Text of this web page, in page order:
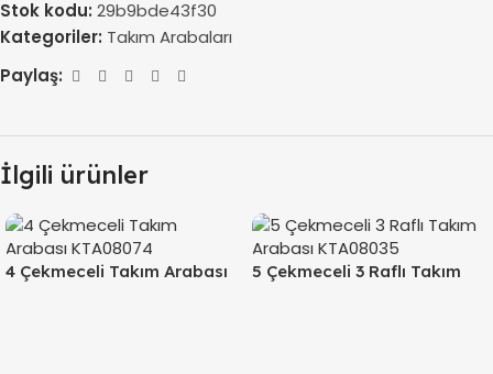
Stok kodu: 29b9bde43f30
Kategoriler: Takım Arabaları
Paylaş:
İlgili ürünler
4 Çekmeceli Takım Arabası
5 Çekmeceli 3 Raflı Takım